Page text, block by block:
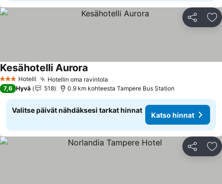
Jaa
3 Tähtiluokitus
Hotelli Hotellin oma ravintola
Kesähotelli Aurora
7,6 Hyvä 518 0.9 km kohteesta Tampere Bus Station
Valitse päivät nähdäksesi tarkat hinnat
Katso hinnat
Jaa